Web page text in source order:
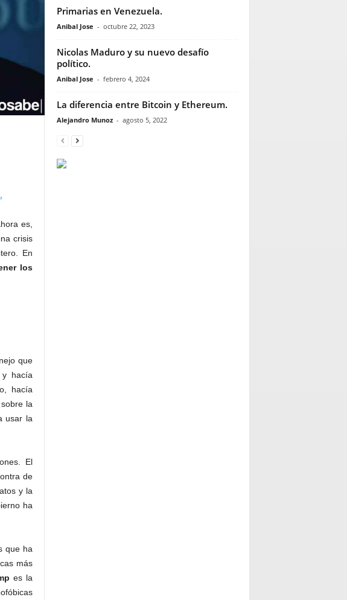
es,
crisis
En
los
que
hacía
hacía
la
usar la
El
de
y la
ha
que ha
más
es la
Primarias en Venezuela.
Anibal Jose - octubre 22, 2023
Nicolas Maduro y su nuevo desafío
político.
Anibal Jose - febrero 4, 2024
La diferencia entre Bitcoin y Ethereum.
Alejandro Munoz - agosto 5, 2022